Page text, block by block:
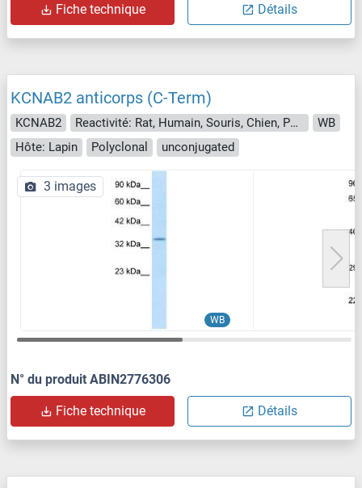
Fiche technique Détails
KCNAB2 anticorps (C-Term)
KCNAB2 Reactivité: Rat, Humain, Souris, Chien, Poisson zèbre (Danio rerio), Boeuf (Vache), Cobaye, Cheval, Lapin
WB
Hôte: Lapin
Polyclonal unconjugated
WB
3 images
N° du produit ABIN2776306
Fiche technique Détails